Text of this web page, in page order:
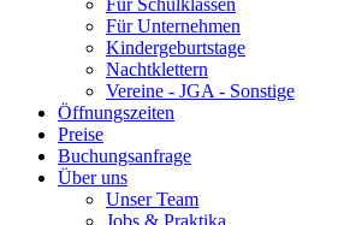
Für Schulklassen
Für Unternehmen
Kindergeburtstage
Nachtklettern
Vereine - JGA - Sonstige
Öffnungszeiten
Preise
Buchungsanfrage
Über uns
Unser Team
Jobs & Praktika